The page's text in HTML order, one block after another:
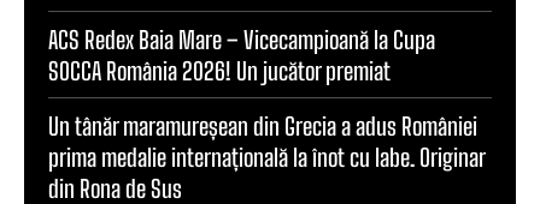
ACS Redex Baia Mare – Vicecampioană la Cupa
SOCCA România 2026! Un jucător premiat
Un tânăr maramureșean din Grecia a adus României
prima medalie internațională la înot cu labe. Originar
din Rona de Sus